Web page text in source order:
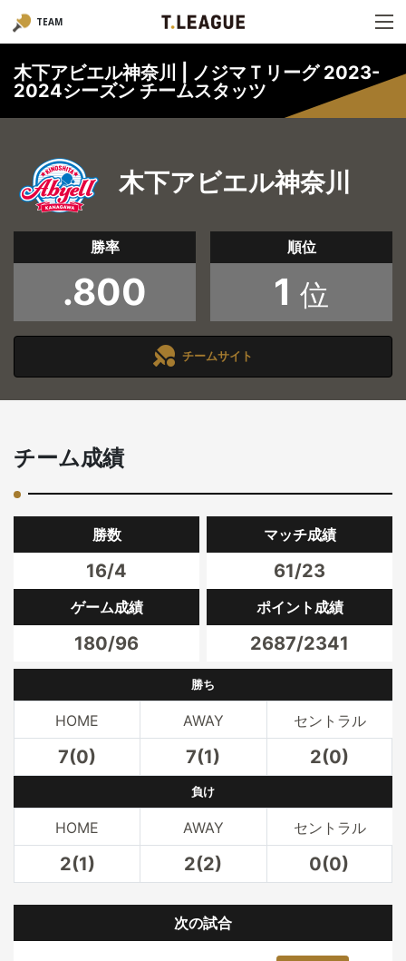
TEAM
木下アビエル神奈川 | ノジマＴリーグ 2023-
2024シーズン チームスタッツ
木下アビエル神奈川
勝率
.800
順位
1 位
チームサイト
チーム成績
勝数
16/4
マッチ成績
61/23
ゲーム成績
180/96
ポイント成績
2687/2341
HOME
7(0)
勝ち
AWAY
7(1)
セントラル
2(0)
HOME
2(1)
負け
AWAY
2(2)
セントラル
0(0)
次の試合